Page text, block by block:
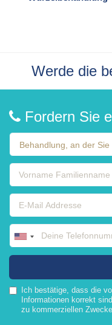
Werde die
Fordern Sie
Ich bestätige, dass die
Informationen korrekt
zu kommerziellen